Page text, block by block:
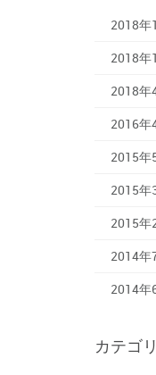
2018年
2018年
2018年
2016年
2015年
2015年
2015年
2014年
2014年
カテゴ